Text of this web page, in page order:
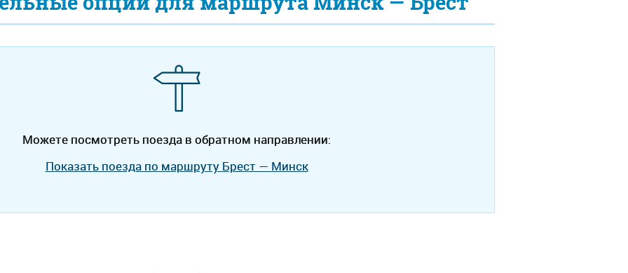
Можете посмотреть поезда в обратном направлении:
Показать поезда по маршруту Брест — Минск